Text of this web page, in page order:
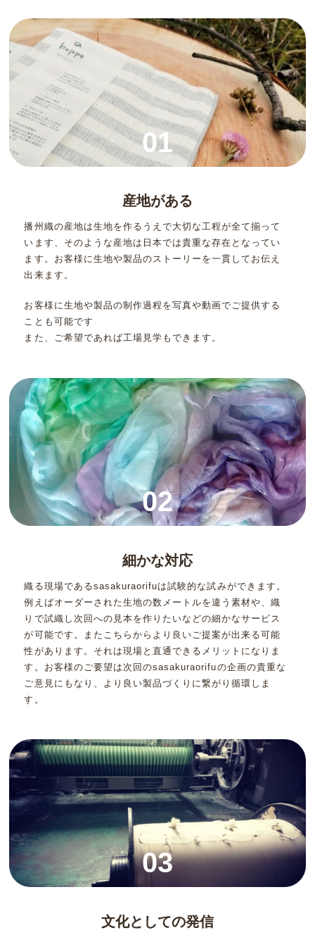
01
産地がある
播州織の産地は生地を作るうえで大切な工程が全て揃って
います、そのような産地は日本では貴重な存在となってい
ます。お客様に生地や製品のストーリーを一貫してお伝え
出来ます。
お客様に生地や製品の制作過程を写真や動画でご提供する
ことも可能です
また、ご希望であれば工場見学もできます。
02
細かな対応
織る現場であるsasakuraorifuは試験的な試みができます。
例えばオーダーされた生地の数メートルを違う素材や、織
りで試織し次回への見本を作りたいなどの細かなサービス
が可能です。またこちらからより良いご提案が出来る可能
性があります。それは現場と直通できるメリットになりま
す。お客様のご要望は次回のsasakuraorifuの企画の貴重な
ご意見にもなり、より良い製品づくりに繋がり循環しま
す。
03
文化としての発信